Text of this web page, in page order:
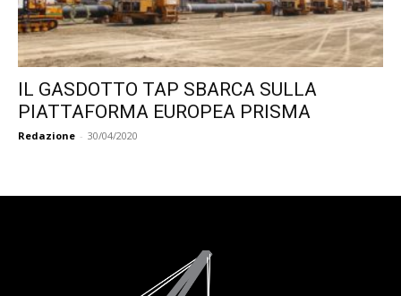
IL GASDOTTO TAP SBARCA SULLA
PIATTAFORMA EUROPEA PRISMA
Redazione - 30/04/2020